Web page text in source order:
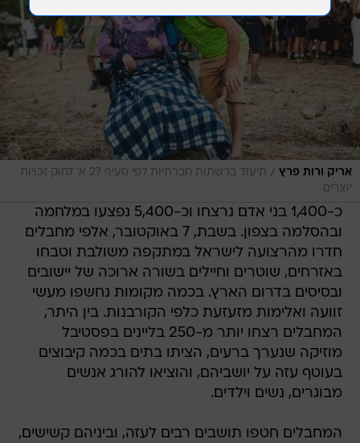
אריק ורות פרץ /
תיעוד ברשתות חברתיות לפי סעיף 27 א' לחוק זכויות
יוצרים
כ-1,400 בני אדם נרצחו וכ-5,400 נפצעו במלחמה
ובהסלמה בצפון. בשבת, 7 באוקטובר, אלפי מחבלים
חדרו מהרצועה לישראל במתקפה משולבת וטבחו
באזרחים, שוטרים וחיילים בשורה ארוכה של יישובים
ובסיסים בדרום הארץ. בכמה מקומות נחשפו מעשי
זוועה ואלימות מזעזעת כלפי הקורבנות. בין היתר,
המחבלים רצחו יותר מ-250 בליינים בפסטיבל
מוזיקה שנערך ברעים, הציתו בתים בכמה קיבוצים
בעוטף עזה על יושביהם, והוציאו להורג אנשים
מבוגרים, נשים וילדים.
המחבלים חטפו תושבים רבים לעזה, וביניהם קשישים,